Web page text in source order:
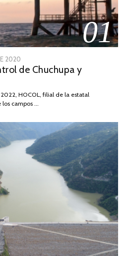
01
2020
DE
2026
de Chuchupa y
HOCOL, filial de la estatal
los campos …